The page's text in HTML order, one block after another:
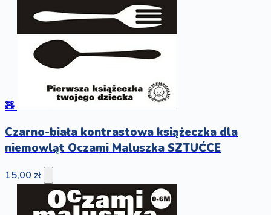
🧸
Czarno-biała kontrastowa książeczka dla
niemowląt Oczami Maluszka SZTUĆCE
15,00 zł